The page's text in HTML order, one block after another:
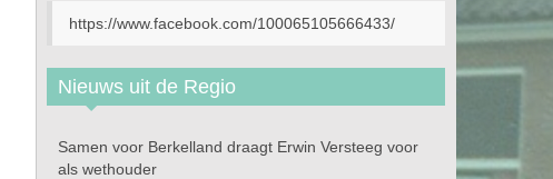
https://www.facebook.com/100065105666433/
Nieuws uit de Regio
Samen voor Berkelland draagt Erwin Versteeg voor
als wethouder